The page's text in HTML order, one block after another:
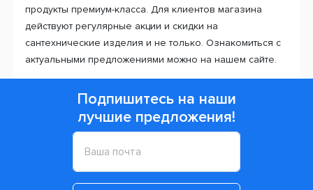
продукты премиум-класса. Для клиентов магазина
действуют регулярные акции и скидки на
сантехнические изделия и не только. Ознакомиться с
актуальными предложениями можно на нашем сайте.
Подпишитесь на наши
лучшие предложения!